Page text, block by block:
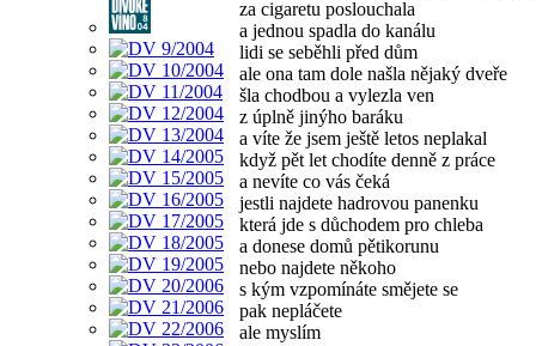
za cigaretu poslouchala
a jednou spadla do kanálu
lidi se seběhli před dům
ale ona tam dole našla nějaký dveře
šla chodbou a vylezla ven
z úplně jinýho baráku
a víte že jsem ještě letos neplakal
když pět let chodíte denně z práce
a nevíte co vás čeká
jestli najdete hadrovou panenku
která jde s důchodem pro chleba
a donese domů pětikorunu
nebo najdete někoho
s kým vzpomínáte smějete se
pak nepláčete
ale myslím